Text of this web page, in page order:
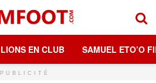
LIONS EN CLUB SAMUEL ETO’O
PUBLICITÉ